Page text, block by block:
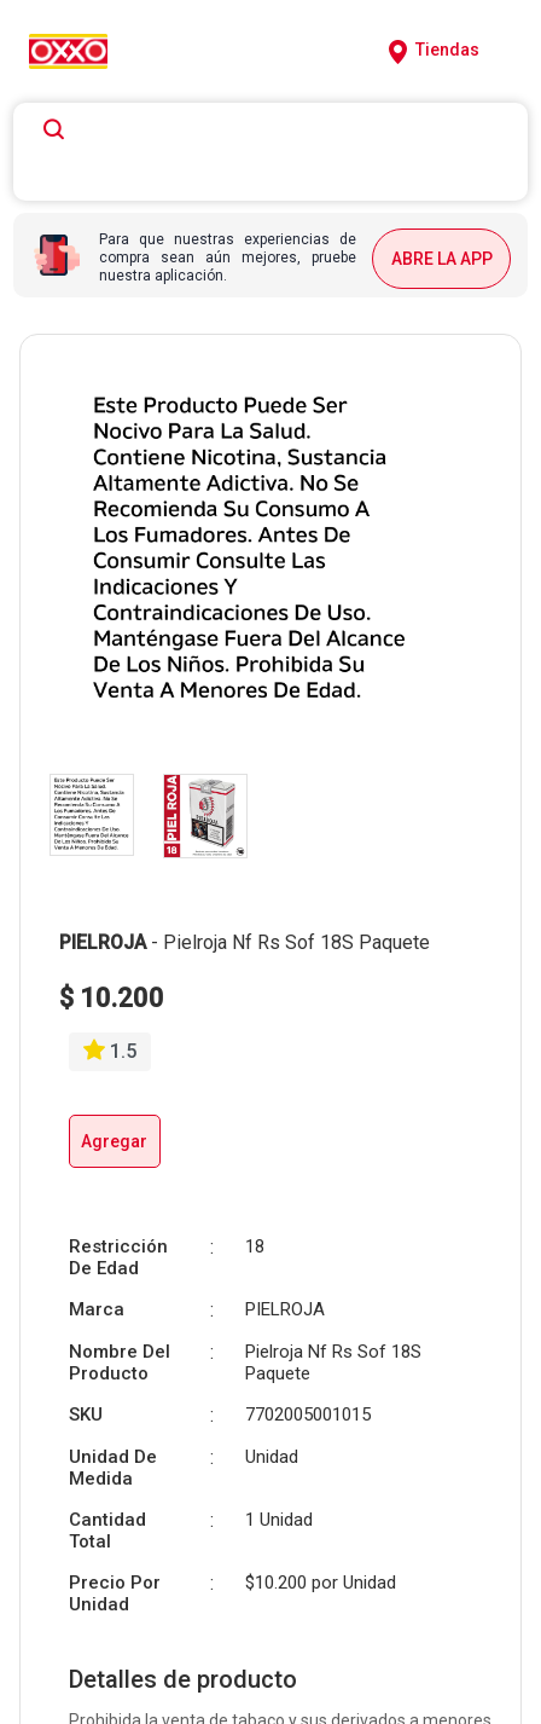
Tiendas
Para que nuestras experiencias de
compra sean aún mejores, pruebe
nuestra aplicación.
ABRE LA APP
PIELROJA- Pielroja Nf Rs Sof 18S Paquete
$ 10.200
1.5
Agregar
Restricción
De Edad
: 18
Marca :
PIELROJA
Nombre Del
Producto
:
Pielroja Nf Rs Sof 18S
Paquete
SKU
:
7702005001015
Unidad De
Medida
: Unidad
Cantidad
Total
: 1 Unidad
Precio Por
Unidad
: $10.200 por Unidad
Detalles de producto